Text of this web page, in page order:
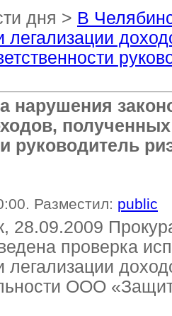
дня > В
легализации
нарушения
руководитель
. Разместил: public
28.09.2009
проверка
легализации
ООО